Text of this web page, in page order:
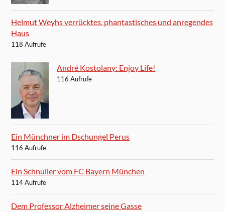
Helmut Weyhs verrücktes, phantastisches und anregendes
Haus
118 Aufrufe
André Kostolany: Enjoy Life!
116 Aufrufe
Ein Münchner im Dschungel Perus
116 Aufrufe
Ein Schnuller vom FC Bayern München
114 Aufrufe
Dem Professor Alzheimer seine Gasse